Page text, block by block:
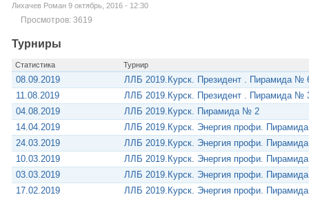
Лихачев Роман 9 октябрь, 2016 - 12:30
Просмотров: 3619
Турниры
Статистика Турнир
08.09.2019
ЛЛБ 2019.Курск. Президент . Пирамида №
11.08.2019
ЛЛБ 2019.Курск. Президент . Пирамида №
04.08.2019
ЛЛБ 2019.Курск. Пирамида № 2
14.04.2019
ЛЛБ 2019.Курск. Энергия профи.
24.03.2019
ЛЛБ 2019.Курск. Энергия профи.
10.03.2019
ЛЛБ 2019.Курск. Энергия профи.
03.03.2019
ЛЛБ 2019.Курск. Энергия профи.
17.02.2019
ЛЛБ 2019.Курск. Энергия профи.